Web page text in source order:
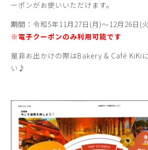
ーポンがお使いいただけます。
期間：令和5年11月27日(月)～12月26日(
※電子クーポンのみ利用可能です
是非お出かけの際はBakery & Café KiKi
い♪